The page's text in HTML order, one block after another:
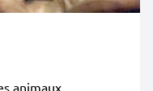
animaux